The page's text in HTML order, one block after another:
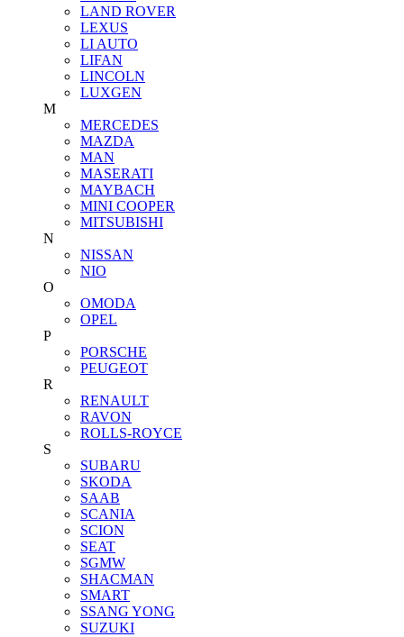
LAND ROVER
LEXUS
LI AUTO
LIFAN
LINCOLN
LUXGEN
M
MERCEDES
MAZDA
MAN
MASERATI
MAYBACH
MINI COOPER
MITSUBISHI
N
NISSAN
NIO
O
OMODA
OPEL
P
PORSCHE
PEUGEOT
R
RENAULT
RAVON
ROLLS-ROYCE
S
SUBARU
SKODA
SAAB
SCANIA
SCION
SEAT
SGMW
SHACMAN
SMART
SSANG YONG
SUZUKI